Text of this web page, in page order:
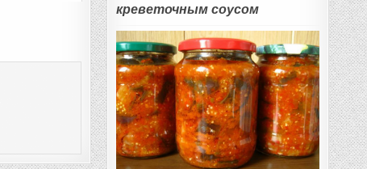
креветочным соусом